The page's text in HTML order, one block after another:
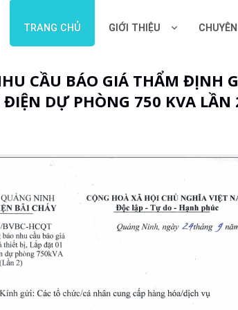
TRANG CHỦ GIỚI THIỆU
CẦU BÁO GIÁ THẨM ĐỊNH
DỰ PHÒNG 750 KVA LẦN